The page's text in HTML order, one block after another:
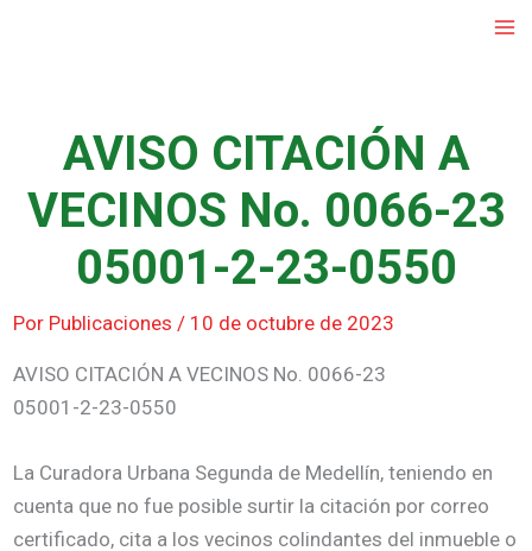
AVISO CITACIÓN A
VECINOS No. 0066-23
05001-2-23-0550
Por Publicaciones / 10 de octubre de 2023
AVISO CITACIÓN A VECINOS No. 0066-23
05001-2-23-0550
La Curadora Urbana Segunda de Medellín, teniendo en
cuenta que no fue posible surtir la citación por correo
certificado, cita a los vecinos colindantes del inmueble o